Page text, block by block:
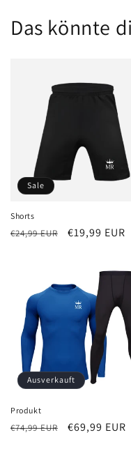
Das könnte
Sale
Shorts
Normaler
€24,99 EUR €19,99 EUR
Ausverkauft
Produkt
Normaler
€74,99 EUR €69,99 EUR